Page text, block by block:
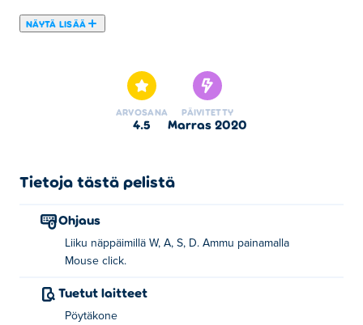
NÄYTÄ LISÄÄ
kategorian peleistä.
ARVOSANA
4.5
PÄIVITETTY
marras 2020
Tietoja tästä pelistä
Ohjaus
Liiku näppäimillä W, A, S, D. Ammu painamalla
Mouse click.
Tuetut laitteet
Pöytäkone